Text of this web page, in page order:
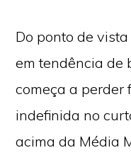
Do ponto de
em tendência de
começa a perder
indefinida no
acima da Média